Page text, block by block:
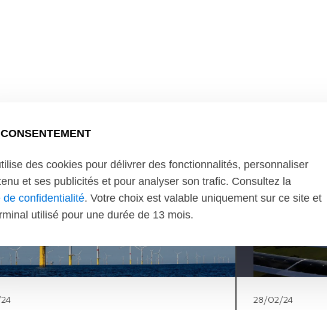
28/02/24
des cookies pour délivrer des fonctionnalités, personnaliser
et ses publicités et pour analyser son trafic. Consultez la
de confidentialité. Votre choix est valable uniquement sur ce site et
utilisé pour une durée de 13 mois.